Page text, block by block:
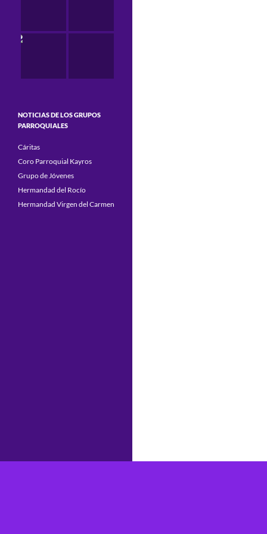
NOTICIAS DE LOS GRUPOS
PARROQUIALES
Cáritas
Coro Parroquial Kayros
Grupo de Jóvenes
Hermandad del Rocío
Hermandad Virgen del Carmen